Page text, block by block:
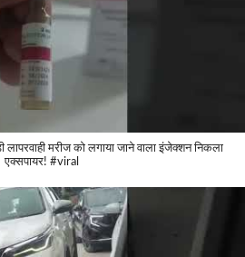
मरीज को लगाया जाने वाला इंजेक्शन निकला
एक्सपायर! #viral